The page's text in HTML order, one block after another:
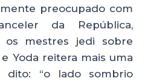
preocupado com
da República,
os mestres jedi sobre
Yoda reitera mais uma
“o lado sombrio